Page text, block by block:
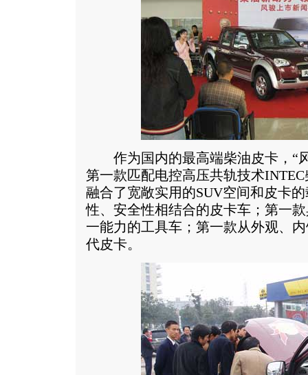
作为国内的最高端柴油皮卡，“
第一款匹配电控高压共轨技术
融合了宽敞实用的SUV空间和皮卡
性、安全性相结合的皮卡车；第一
一能力的工具车；第一款从外观、
代皮卡。